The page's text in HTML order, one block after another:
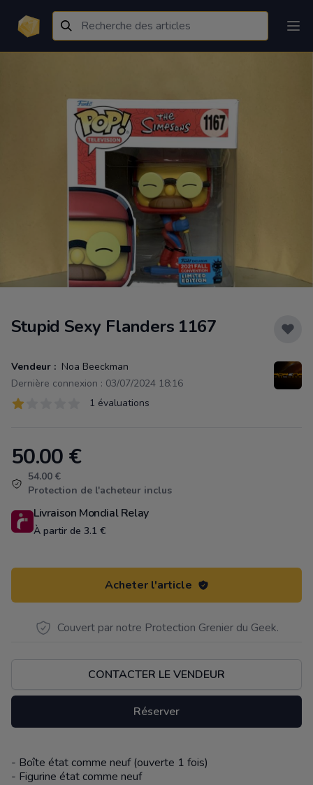
Stupid Sexy Flanders 1167
Vendeur : Noa Beeckman
Dernière connexion : 03/07/2024 18:16
Évaluations
1 sur 5 étoiles 1 évaluations
Product information
50.00 €
54.00 €
Protection de l'acheteur inclus
Livraison Mondial Relay
À partir de 3.1 €
Acheter l'article
Couvert par notre Protection Grenier du Geek.
CONTACTER LE VENDEUR
Réserver
Description
- Boîte état comme neuf (ouverte 1 fois)
- Figurine état comme neuf